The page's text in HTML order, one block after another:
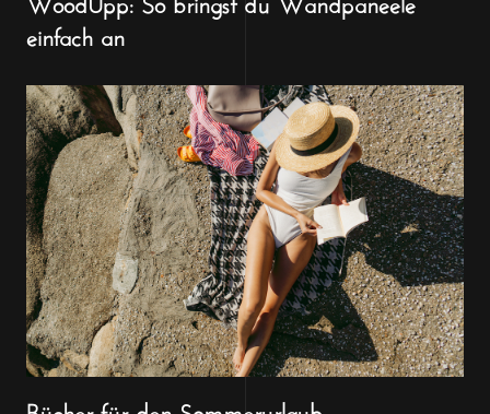
einfach an